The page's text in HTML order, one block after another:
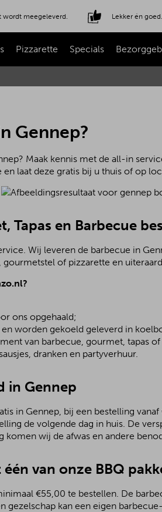
wordt meegeleverd. Lekker én goed.
Pizzarette Specials
Gennep?
Maak kennis met de all-in
en laat deze gratis bij u thuis of op
Tapas en Barbecue
Wij leveren de barbecue in
of pizzarette en
ons opgehaald;
worden gekoeld geleverd in
van barbecue, gourmet, tapas
dranken en partyverhuur.
in Gennep
in Gennep, bij een bestelling
de volgende dag in huis. De
komen wij de afwas en andere
van onze BBQ
€55,00 te bestellen. De
gezelschap kan een eigen